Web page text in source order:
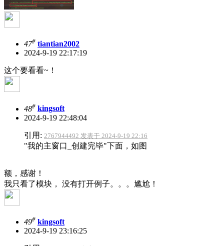
47# tiantian2002
2024-9-19 22:17:19
这个要看看~！
48# kingsoft
2024-9-19 22:48:04
引用: 2767944492 发表于 2024-9-19 22:16
"我的主窗口_创建完毕"下面，如图
额，感谢！
我只看了模块， 没有打开例子。。。尴尬！
49# kingsoft
2024-9-19 23:16:25